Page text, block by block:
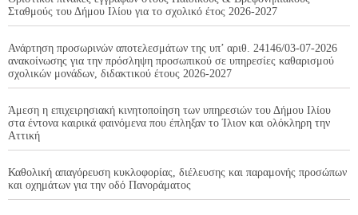
Σταθμούς του Δήμου Ιλίου για το σχολικό έτος 2026-2027
Ανάρτηση προσωρινών αποτελεσμάτων της υπ’ αριθ. 24146/03-07-2026
ανακοίνωσης για την πρόσληψη προσωπικού σε υπηρεσίες καθαρισμού
σχολικών μονάδων, διδακτικού έτους 2026-2027
Άμεση η επιχειρησιακή κινητοποίηση των υπηρεσιών του Δήμου Ιλίου
στα έντονα καιρικά φαινόμενα που έπληξαν το Ίλιον και ολόκληρη την
Αττική
Καθολική απαγόρευση κυκλοφορίας, διέλευσης και παραμονής προσώπων
και οχημάτων για την οδό Πανοράματος